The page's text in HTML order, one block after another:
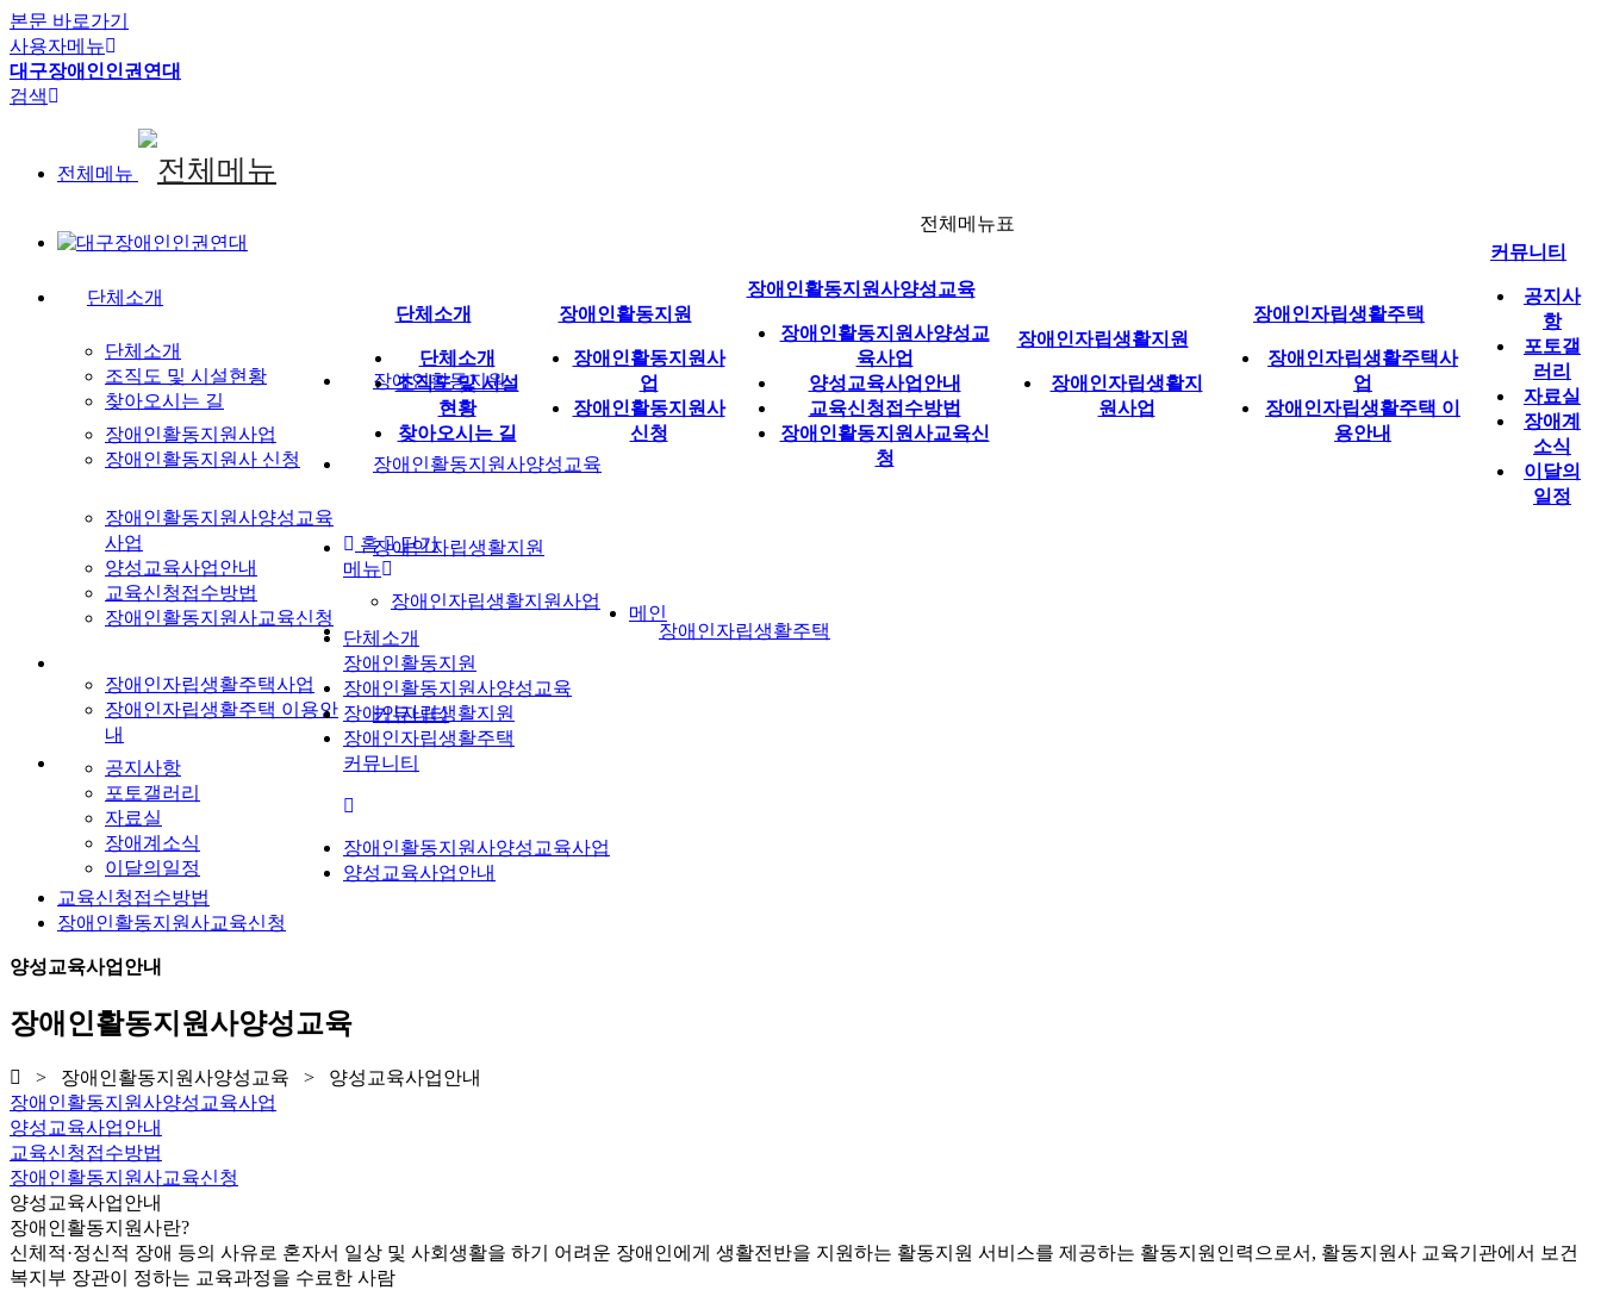
본문 바로가기
사용자메뉴
대구장애인인권연대
검색
전체메뉴
단체소개
단체소개
조직도 및 시설현황
찾아오시는 길
장애인활동지원
장애인활동지원사업
장애인활동지원사 신청
장애인활동지원사양성교육
장애인활동지원사양성교육
사업
양성교육사업안내
교육신청접수방법
장애인활동지원사교육신청
장애인자립생활지원
장애인자립생활지원사업
장애인자립생활주택
장애인자립생활주택사업
장애인자립생활주택 이용안
내
커뮤니티
공지사항
포토갤러리
자료실
장애계소식
이달의일정
전체메뉴표
단체소개
단체소개
조직도 및 시설
현황
찾아오시는 길
장애인활동지원
장애인활동지원사
업
장애인활동지원사
신청
장애인활동지원사양성교육
장애인활동지원사양성교
육사업
양성교육사업안내
교육신청접수방법
장애인활동지원사교육신
청
장애인자립생활지원
장애인자립생활지
원사업
장애인자립생활주택
장애인자립생활주택사
업
장애인자립생활주택 이
용안내
커뮤니티
공지사
항
포토갤
러리
자료실
장애계
소식
이달의
일정
홈
닫기
메뉴
메인
단체소개
장애인활동지원
장애인활동지원사양성교육
장애인자립생활지원
장애인자립생활주택
커뮤니티
장애인활동지원사양성교육사업
양성교육사업안내
교육신청접수방법
장애인활동지원사교육신청
양성교육사업안내
장애인활동지원사양성교육
> 장애인활동지원사양성교육 > 양성교육사업안내
장애인활동지원사양성교육사업
양성교육사업안내
교육신청접수방법
장애인활동지원사교육신청
양성교육사업안내
장애인활동지원사란?
신체적·정신적 장애 등의 사유로 혼자서 일상 및 사회생활을 하기 어려운 장애인에게 생활전반을 지원하는 활동지원 서비스를 제공하는 활동지원인력으로서, 활동지원사 교육기관에서 보건
복지부 장관이 정하는 교육과정을 수료한 사람